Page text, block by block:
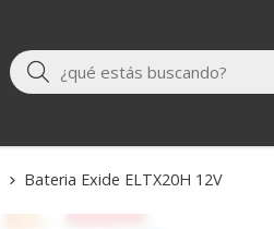
Buscar
Bateria Exide ELTX20H 12V